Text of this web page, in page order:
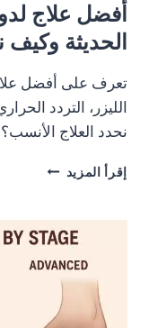
أفضل علاج
الحديثة
تعرف على أفضل
الليزر، التردد
نحدد العلاج
إقرأ المزيد أفضل
الخيارات
الحديثة
وكيف
نختار
الأنسب